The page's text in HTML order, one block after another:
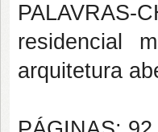
PALAVRAS-
residencial
arquitetura